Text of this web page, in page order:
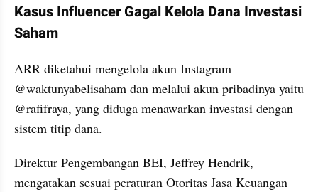
Kasus Influencer Gagal Kelola Dana Investasi
Saham
ARR diketahui mengelola akun Instagram
@waktunyabelisaham dan melalui akun pribadinya yaitu
@rafifraya, yang diduga menawarkan investasi dengan
sistem titip dana.
Direktur Pengembangan BEI, Jeffrey Hendrik,
mengatakan sesuai peraturan Otoritas Jasa Keuangan